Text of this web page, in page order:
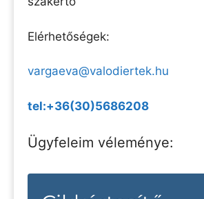
Elérhetőségek:
vargaeva@valodiertek.hu
tel:+36(30)5686208
Ügyfeleim véleménye: